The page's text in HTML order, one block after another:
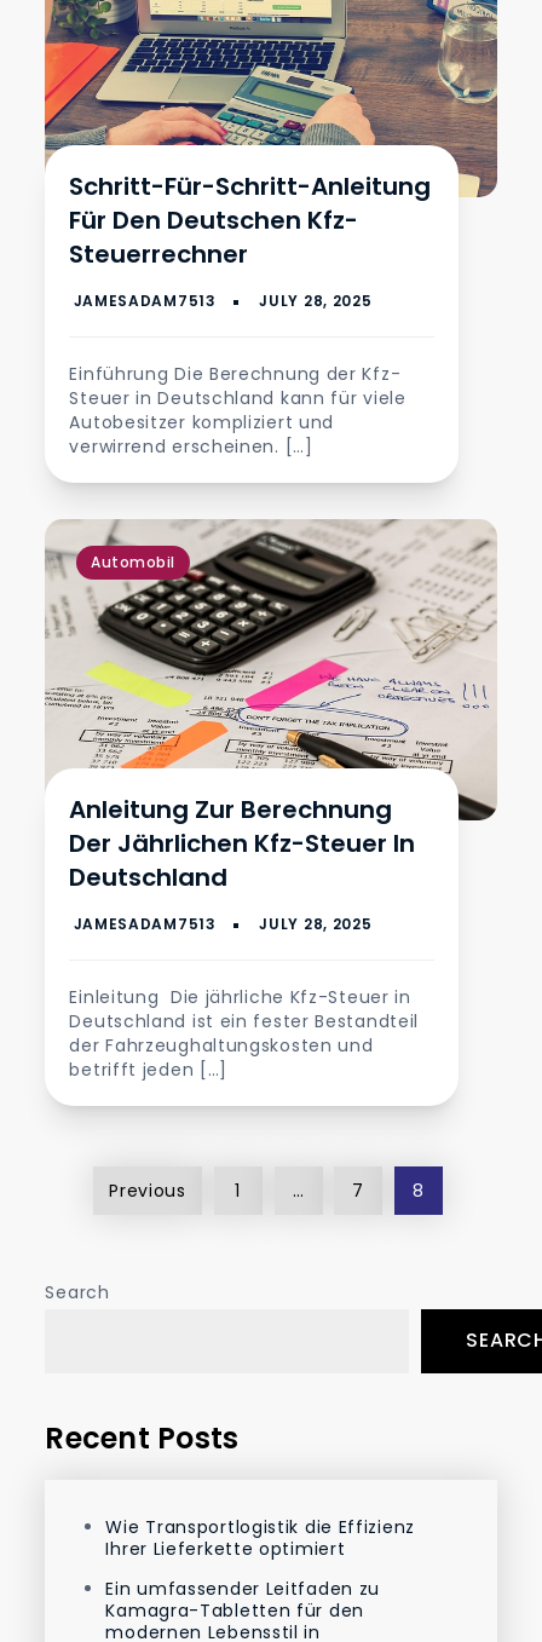
Schritt-Für-Schritt-Anleitung
Für Den Deutschen Kfz-
Steuerrechner
Einführung Die Berechnung der Kfz-
Steuer in Deutschland kann für viele
Autobesitzer kompliziert und
verwirrend erscheinen. […]
Automobil
Anleitung Zur Berechnung
Der Jährlichen Kfz-Steuer In
Deutschland
Einleitung Die jährliche Kfz-Steuer in
Deutschland ist ein fester Bestandteil
der Fahrzeughaltungskosten und
betrifft jeden […]
Posts
Previous 1 … 7 8
Search
Recent Posts
Wie Transportlogistik die Effizienz
Ihrer Lieferkette optimiert
Ein umfassender Leitfaden zu
Kamagra-Tabletten für den
modernen Lebensstil in